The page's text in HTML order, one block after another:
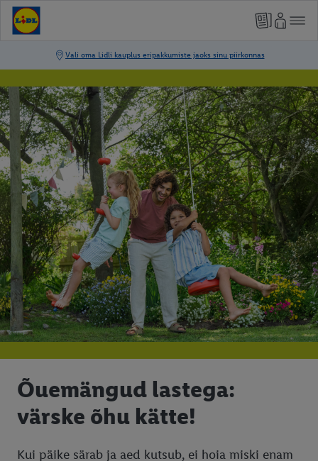
Õuemängud lastega:
värske õhu kätte!
Kui päike särab ja aed kutsub, ei hoia miski enam